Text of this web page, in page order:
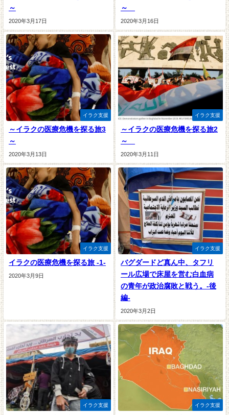
～
2020年3月17日
～
2020年3月16日
イラク支援
～イラクの医療危機を探る旅3
～
2020年3月13日
イラク支援
～イラクの医療危機を探る旅2
～
2020年3月11日
イラク支援
イラクの医療危機を探る旅 -1-
2020年3月9日
イラク支援
バグダードど真ん中、タフリ
ール広場で床屋を営む白血病
の青年が政治腐敗と戦う。-後
編-
2020年3月2日
イラク支援 イラク支援